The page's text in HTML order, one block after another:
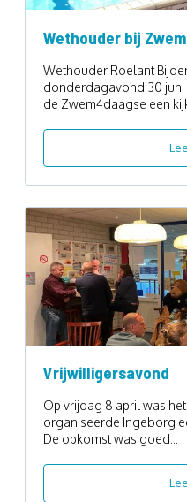
Wethouder bij
Wethouder Roelant
donderdagavond 30
de Zwem4daagse een
Vrijwilligersavond
Op vrijdag 8 april was
organiseerde Ingeborg
De opkomst was goed...